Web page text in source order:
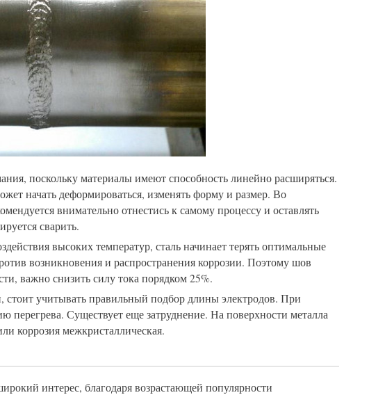
поскольку материалы имеют способность линейно расширяться.
начать деформироваться, изменять форму и размер. Во
внимательно отнестись к самому процессу и оставлять
сварить.
высоких температур, сталь начинает терять оптимальные
возникновения и распространения коррозии. Поэтому шов
важно снизить силу тока порядком 25%.
учитывать правильный подбор длины электродов. При
перегрева. Существует еще затруднение. На поверхности металла
коррозия межкристаллическая.
интерес, благодаря возрастающей популярности